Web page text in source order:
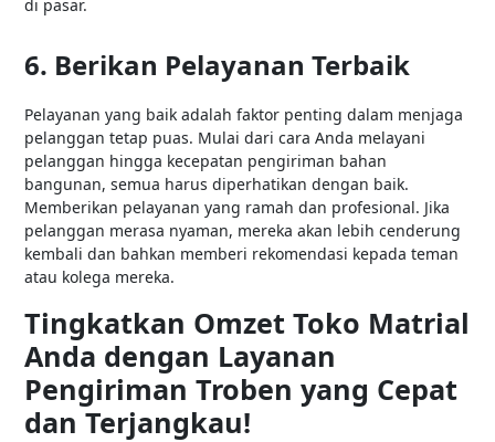
di pasar.
6. Berikan Pelayanan Terbaik
Pelayanan yang baik adalah faktor penting dalam menjaga
pelanggan tetap puas. Mulai dari cara Anda melayani
pelanggan hingga kecepatan pengiriman bahan
bangunan, semua harus diperhatikan dengan baik.
Memberikan pelayanan yang ramah dan profesional. Jika
pelanggan merasa nyaman, mereka akan lebih cenderung
kembali dan bahkan memberi rekomendasi kepada teman
atau kolega mereka.
Tingkatkan Omzet Toko Matrial
Anda dengan Layanan
Pengiriman Troben yang Cepat
dan Terjangkau!